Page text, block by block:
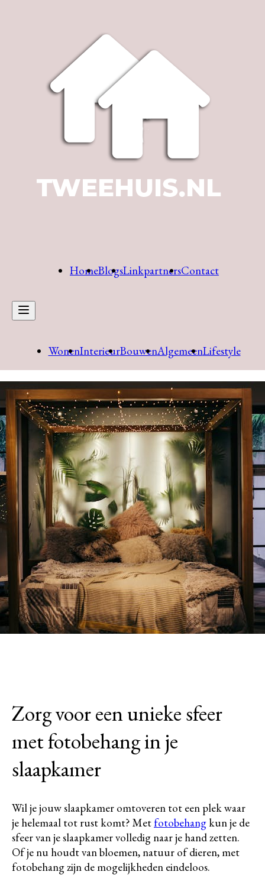
HomeBlogsLinkpartnersContact
WonenInterieurBouwenAlgemeenLifestyle
Zorg voor een unieke sfeer
met fotobehang in je
slaapkamer
Wil je jouw slaapkamer omtoveren tot een plek waar
je helemaal tot rust komt? Met fotobehang kun je de
sfeer van je slaapkamer volledig naar je hand zetten.
Of je nu houdt van bloemen, natuur of dieren, met
fotobehang zijn de mogelijkheden eindeloos.